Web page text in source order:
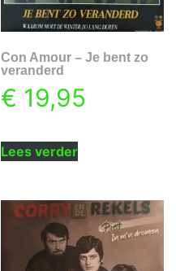
Con Amour – Je bent zo
veranderd
€ 19,95
Lees verder